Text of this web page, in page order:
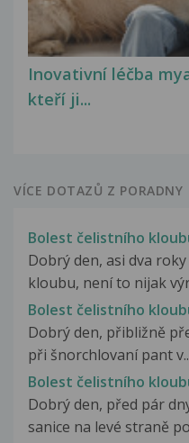
Inovativní léčba
kteří ji...
VÍCE DOTAZŮ Z PORADNY
Bolest čelistního
Dobrý den, asi dva
kloubu, není to nijak
Bolest čelistního
Dobrý den, přibližně
při šnorchlovaní pant
Bolest čelistního
Dobrý den, před pár
sanice na levé straně